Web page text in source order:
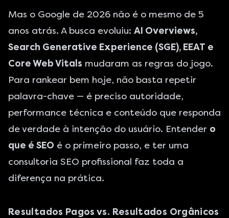
Mas o Google de 2026 não é o mesmo de 5
anos atrás. A busca evoluiu: AI Overviews,
Search Generative Experience (SGE), EEAT e
Core Web Vitals mudaram as regras do jogo.
Para rankear bem hoje, não basta repetir
palavra-chave — é preciso autoridade,
performance técnica e conteúdo que responda
de verdade à intenção do usuário. Entender o
que é SEO é o primeiro passo, e ter uma
consultoria SEO profissional faz toda a
diferença na prática.
Resultados Pagos vs. Resultados Orgânicos